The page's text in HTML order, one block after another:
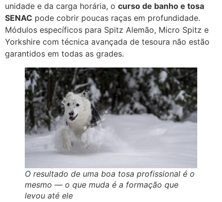
unidade e da carga horária, o curso de banho e tosa
SENAC pode cobrir poucas raças em profundidade.
Módulos específicos para Spitz Alemão, Micro Spitz e
Yorkshire com técnica avançada de tesoura não estão
garantidos em todas as grades.
O resultado de uma boa tosa profissional é o
mesmo — o que muda é a formação que
levou até ele